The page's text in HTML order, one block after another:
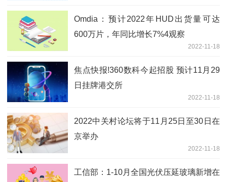
Omdia：预计2022年HUD出货量可达
600万片，年同比增长7%4观察
2022-11-18
焦点快报!360数科今起招股 预计11月29
日挂牌港交所
2022-11-18
2022中关村论坛将于11月25日至30日在
京举办
2022-11-18
工信部：1-10月全国光伏压延玻璃新增在